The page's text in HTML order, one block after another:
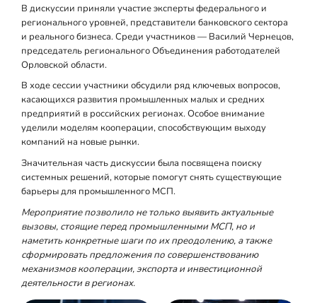
В дискуссии приняли участие эксперты федерального и
регионального уровней, представители банковского сектора
и реального бизнеса. Среди участников — Василий Чернецов,
председатель регионального Объединения работодателей
Орловской области.
В ходе сессии участники обсудили ряд ключевых вопросов,
касающихся развития промышленных малых и средних
предприятий в российских регионах. Особое внимание
уделили моделям кооперации, способствующим выходу
компаний на новые рынки.
Значительная часть дискуссии была посвящена поиску
системных решений, которые помогут снять существующие
барьеры для промышленного МСП.
Мероприятие позволило не только выявить актуальные
вызовы, стоящие перед промышленными МСП, но и
наметить конкретные шаги по их преодолению, а также
сформировать предложения по совершенствованию
механизмов кооперации, экспорта и инвестиционной
деятельности в регионах.